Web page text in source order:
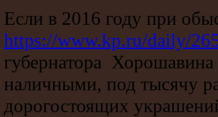
Если в 2016 году при
https://www.kp.ru/daily/
губернатора
наличными, под тысячу
дорогостоящих